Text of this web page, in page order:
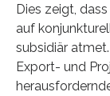
Dies zeigt,
auf
subsidiär
Export- und